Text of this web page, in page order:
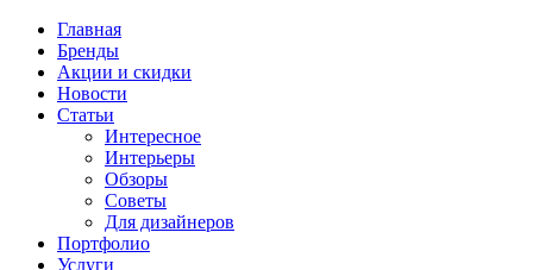
Главная
Бренды
Акции и скидки
Новости
Статьи
Интересное
Интерьеры
Обзоры
Советы
Для дизайнеров
Портфолио
Услуги